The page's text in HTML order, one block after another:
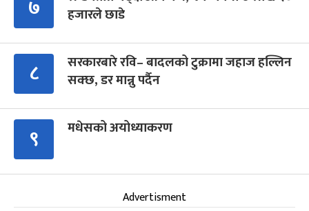
७
हजारले छाडे
८
सरकारबारे रवि– बादलको टुक्रामा जहाज हल्लिन
सक्छ, डर मान्नु पर्दैन
९ मधेसको अयोध्याकरण
Advertisment